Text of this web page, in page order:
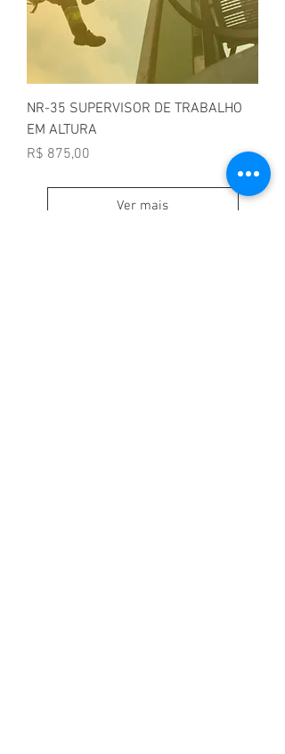
NR-35 SUPERVISOR DE TRABALHO
EM ALTURA
Preço
R$ 875,00
Ver mais